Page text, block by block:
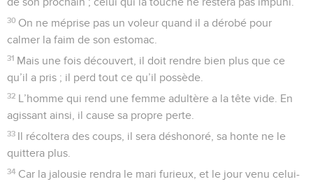
30 On ne méprise pas un voleur quand il a dérobé pour
calmer la faim de son estomac.
31 Mais une fois découvert, il doit rendre bien plus que ce
qu’il a pris ; il perd tout ce qu’il possède.
32 L’homme qui rend une femme adultère a la tête vide. En
agissant ainsi, il cause sa propre perte.
33 Il récoltera des coups, il sera déshonoré, sa honte ne le
quittera plus.
34 Car la jalousie rendra le mari furieux, et le jour venu celui-